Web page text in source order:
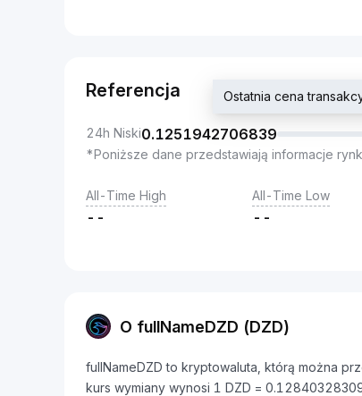
Referencja
24h Niski0.1251942706839
Ostatnia cena
*Poniższe dane przedstawiają informacje
All-Time High
--
All-Time Low
--
O fullNameDZD (DZD)
fullNameDZD to kryptowaluta, którą można
kurs wymiany wynosi 1 DZD =